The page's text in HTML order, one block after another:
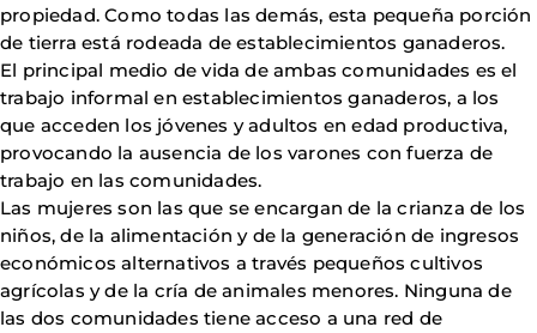
propiedad. Como todas las demás, esta pequeña porción
de tierra está rodeada de establecimientos ganaderos.
El principal medio de vida de ambas comunidades es el
trabajo informal en establecimientos ganaderos, a los
que acceden los jóvenes y adultos en edad productiva,
provocando la ausencia de los varones con fuerza de
trabajo en las comunidades.
Las mujeres son las que se encargan de la crianza de los
niños, de la alimentación y de la generación de ingresos
económicos alternativos a través pequeños cultivos
agrícolas y de la cría de animales menores. Ninguna de
las dos comunidades tiene acceso a una red de